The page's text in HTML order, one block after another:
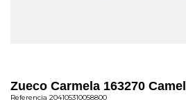
Zueco Carmela 163270 Camel
Referencia 204105310058800